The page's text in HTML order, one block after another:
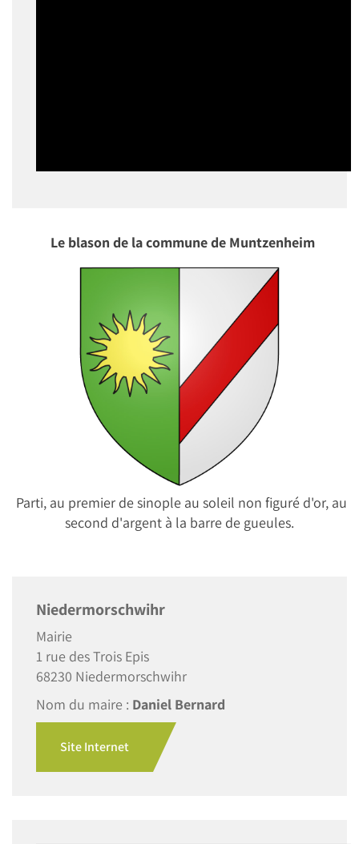
Le blason de la commune de Muntzenheim
Parti, au premier de sinople au soleil non figuré d'or, au
second d'argent à la barre de gueules.
Niedermorschwihr
Mairie
1 rue des Trois Epis
68230 Niedermorschwihr
Nom du maire : Daniel Bernard
Site Internet